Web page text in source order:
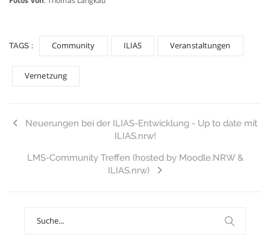
TAGS : Community ILIAS Veranstaltungen
Vernetzung
Neuerungen bei der ILIAS-Entwicklung - Up to date mit
ILIAS.nrw!
LMS-Community Treffen (hosted by Moodle.NRW &
ILIAS.nrw)